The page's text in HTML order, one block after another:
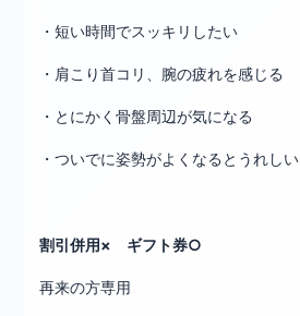
・短い時間でスッキリしたい
・肩こり首コリ、腕の疲れを感じる
・とにかく骨盤周辺が気になる
・ついでに姿勢がよくなるとうれしい
割引併用× ギフト券○
再来の方専用